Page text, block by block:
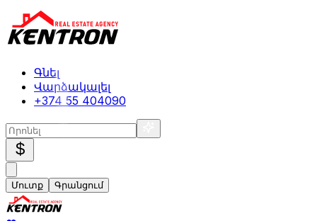
Գնել
Վարձակալել
+374 55 404090
$
Մուտք Գրանցում